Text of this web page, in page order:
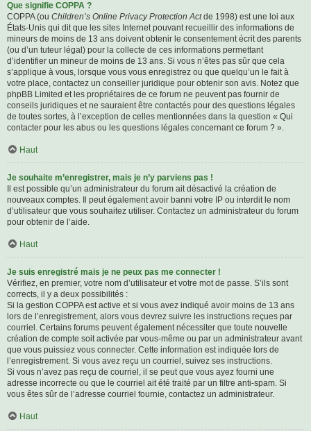
Que signifie COPPA ?
COPPA (ou Children’s Online Privacy Protection Actde 1998) est une loi aux
États-Unis qui dit que les sites Internet pouvant recueillir des informations de
mineurs de moins de 13 ans doivent obtenir le consentement écrit des parents
(ou d’un tuteur légal) pour la collecte de ces informations permettant
d’identifier un mineur de moins de 13 ans. Si vous n’êtes pas sûr que cela
s’applique à vous, lorsque vous vous enregistrez ou que quelqu’un le fait à
votre place, contactez un conseiller juridique pour obtenir son avis. Notez que
phpBB Limited et les propriétaires de ce forum ne peuvent pas fournir de
conseils juridiques et ne sauraient être contactés pour des questions légales
de toutes sortes, à l’exception de celles mentionnées dans la question « Qui
contacter pour les abus ou les questions légales concernant ce forum ? ».
Haut
Je souhaite m’enregistrer, mais je n’y parviens pas !
Il est possible qu’un administrateur du forum ait désactivé la création de
nouveaux comptes. Il peut également avoir banni votre IP ou interdit le nom
d’utilisateur que vous souhaitez utiliser. Contactez un administrateur du forum
pour obtenir de l’aide.
Haut
Je suis enregistré mais je ne peux pas me connecter !
Vérifiez, en premier, votre nom d’utilisateur et votre mot de passe. S’ils sont
corrects, il y a deux possibilités :
Si la gestion COPPA est active et si vous avez indiqué avoir moins de 13 ans
lors de l’enregistrement, alors vous devrez suivre les instructions reçues par
courriel. Certains forums peuvent également nécessiter que toute nouvelle
création de compte soit activée par vous-même ou par un administrateur avant
que vous puissiez vous connecter. Cette information est indiquée lors de
l’enregistrement. Si vous avez reçu un courriel, suivez ses instructions.
Si vous n’avez pas reçu de courriel, il se peut que vous ayez fourni une
adresse incorrecte ou que le courriel ait été traité par un filtre anti-spam. Si
vous êtes sûr de l’adresse courriel fournie, contactez un administrateur.
Haut